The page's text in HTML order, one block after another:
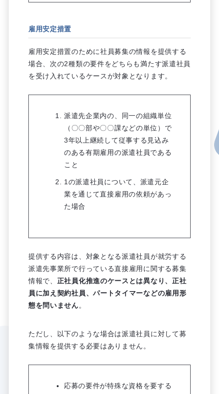
雇用安定措置
雇用安定措置のために社員募集の情報を提供する
場合、次の2種類の要件をどちらも満たす派遣社員
を受け入れているケースが対象となります。
派遣先企業内の、同一の組織単位
（〇〇部や〇〇課などの単位）で
3年以上継続して従事する見込み
のある有期雇用の派遣社員である
こと
1の派遣社員について、派遣元企
業を通じて直接雇用の依頼があっ
た場合
提供する内容は、対象となる派遣社員が就労する
派遣先事業所で行っている直接雇用に関する募集
情報で、 正社員化推進のケースとは異なり、正社
員に加え契約社員、パートタイマーなどの雇用形
態を問いません。
ただし、以下のような場合は派遣社員に対して募
集情報を提供する必要はありません。
応募の要件が特殊な資格を要する